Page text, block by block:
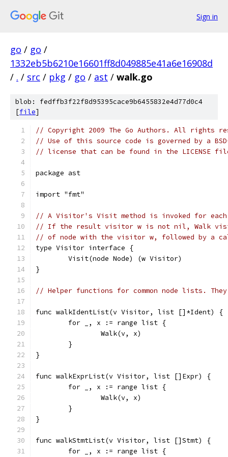
Sign in
go / go /
1332eb5b6210e16601ff8d049885e41a6e16908d
/ . / src / pkg / go / ast / walk.go
blob: fedffb3f22f8d95395cace9b6455832e4d77d0c4
[file]
// Copyright 2009 The Go Authors. All rights
// Use of this source code is governed by a
// license that can be found in the LICENSE
package ast
import "fmt"
// A Visitor's Visit method is invoked for each
// If the result visitor w is not nil, Walk
// of node with the visitor w, followed by a
type Visitor interface {
	Visit(node Node) (w Visitor)
}
// Helper functions for common node lists. They
func walkIdentList(v Visitor, list []*Ident) {
	for _, x := range list {
		Walk(v, x)
	}
}
func walkExprList(v Visitor, list []Expr) {
	for _, x := range list {
		Walk(v, x)
	}
}
func walkStmtList(v Visitor, list []Stmt) {
	for _, x := range list {